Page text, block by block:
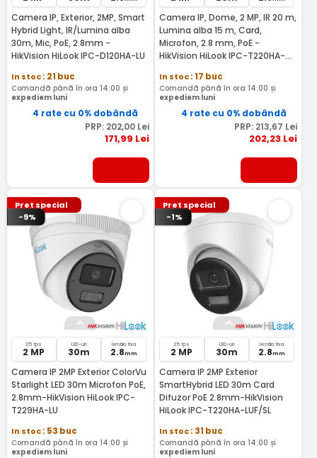
Camera IP, Exterior, 2MP, Smart
Hybrid Light, IR/Lumina alba
30m, Mic, PoE, 2.8mm -
HikVision HiLook IPC-D120HA-LU
In stoc: 21 buc
Comandă până în ora 14:00 și
expediem luni
4 rate cu 0% dobândă
PRP: 202,00Lei
171,99 Lei
Camera IP, Dome, 2 MP, IR 20 m,
Lumina alba 15 m, Card,
Microfon, 2.8 mm, PoE -
HikVision HiLook IPC-T220HA-
In stoc: 17 buc
Comandă până în ora 14:00 și
expediem luni
4 rate cu 0% dobândă
PRP: 213,67 Lei
202,23 Lei
Pret special
-9%
25 fps
2 MP
LED-uri
30m
lentila fixa
2.8mm
Camera IP 2MP Exterior ColorVu
Starlight LED 30m Microfon PoE,
2.8mm-HikVision HiLook IPC-
T229HA-LU
In stoc: 53 buc
Comandă până în ora 14:00 și
expediem luni
Pret special
-1%
25 fps
2 MP
LED-uri
30m
lentila fixa
2.8mm
Camera IP 2MP Exterior
SmartHybrid LED 30m Card
Difuzor PoE 2.8mm-HikVision
HiLook IPC-T220HA-LUF/SL
In stoc: 31 buc
Comandă până în ora 14:00 și
expediem luni